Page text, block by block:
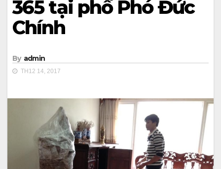
365 tại phố Phó Đức
Chính
By admin
TH12 14, 2017